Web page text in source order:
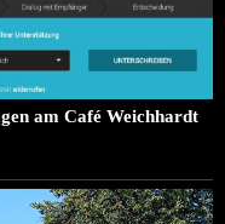
am Café Weichhardt